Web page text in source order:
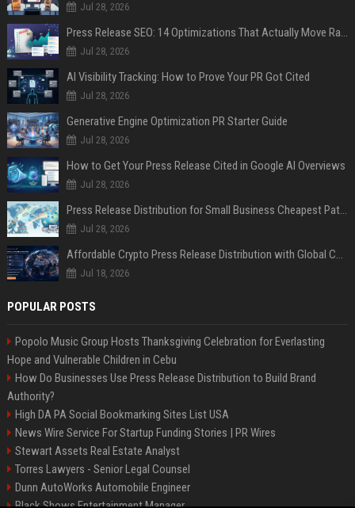
Jul 28, 2026
Press Release SEO: 14 Optimizations That Actually Move Rankings
Jul 28, 2026
AI Visibility Tracking: How to Prove Your PR Got Cited
Jul 28, 2026
Generative Engine Optimization PR Starter Guide
Jul 28, 2026
How to Get Your Press Release Cited in Google AI Overviews
Jul 28, 2026
Press Release Distribution for Small Business Cheapest Path to Real Coverage
Jul 28, 2026
Affordable Crypto Press Release Distribution with Global Coverage
Jul 18, 2026
POPULAR POSTS
Popolo Music Group Hosts Thanksgiving Celebration for Everlasting
Hope and Vulnerable Children in Cebu
How Do Businesses Use Press Release Distribution to Build Brand
Authority?
High DA PA Social Bookmarking Sites List USA
News Wire Service For Startup Funding Stories | PR Wires
Stewart Assets Real Estate Analyst
Torres Lawyers - Senior Legal Counsel
Dunn AutoWorks Automobile Engineer